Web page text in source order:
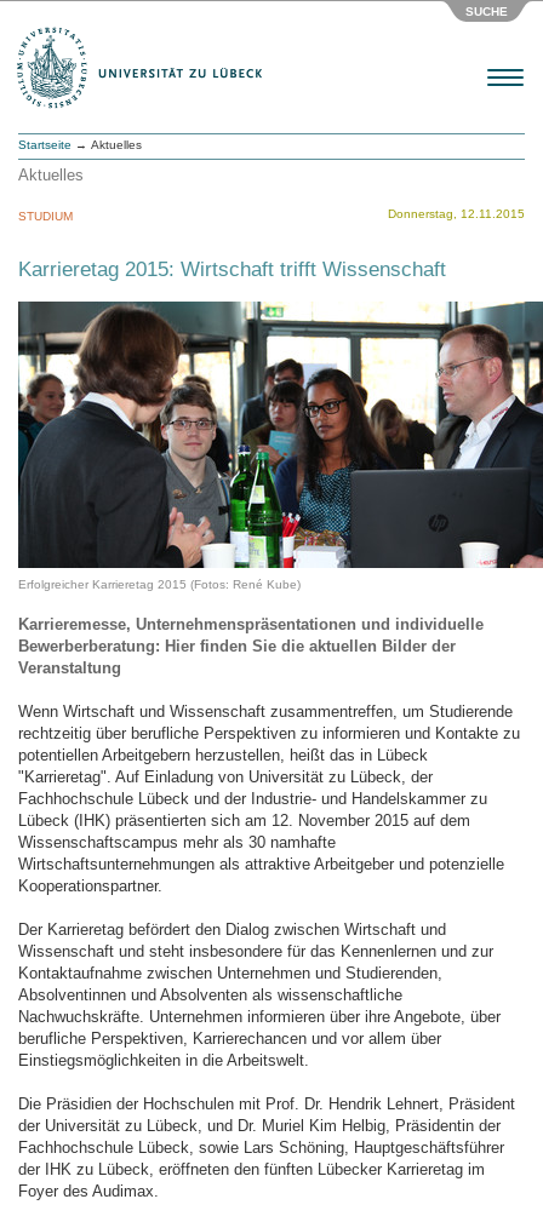
SUCHE
Menu
Startseite → Aktuelles
Aktuelles
Donnerstag, 12.11.2015
STUDIUM
Karrieretag 2015: Wirtschaft trifft Wissenschaft
Erfolgreicher Karrieretag 2015 (Fotos: René Kube)
Karrieremesse, Unternehmenspräsentationen und individuelle
Bewerberberatung: Hier finden Sie die aktuellen Bilder der
Veranstaltung
Wenn Wirtschaft und Wissenschaft zusammentreffen, um Studierende
rechtzeitig über berufliche Perspektiven zu informieren und Kontakte zu
potentiellen Arbeitgebern herzustellen, heißt das in Lübeck
"Karrieretag". Auf Einladung von Universität zu Lübeck, der
Fachhochschule Lübeck und der Industrie- und Handelskammer zu
Lübeck (IHK) präsentierten sich am 12. November 2015 auf dem
Wissenschaftscampus mehr als 30 namhafte
Wirtschaftsunternehmungen als attraktive Arbeitgeber und potenzielle
Kooperationspartner.
Der Karrieretag befördert den Dialog zwischen Wirtschaft und
Wissenschaft und steht insbesondere für das Kennenlernen und zur
Kontaktaufnahme zwischen Unternehmen und Studierenden,
Absolventinnen und Absolventen als wissenschaftliche
Nachwuchskräfte. Unternehmen informieren über ihre Angebote, über
berufliche Perspektiven, Karrierechancen und vor allem über
Einstiegsmöglichkeiten in die Arbeitswelt.
Die Präsidien der Hochschulen mit Prof. Dr. Hendrik Lehnert, Präsident
der Universität zu Lübeck, und Dr. Muriel Kim Helbig, Präsidentin der
Fachhochschule Lübeck, sowie Lars Schöning, Hauptgeschäftsführer
der IHK zu Lübeck, eröffneten den fünften Lübecker Karrieretag im
Foyer des Audimax.